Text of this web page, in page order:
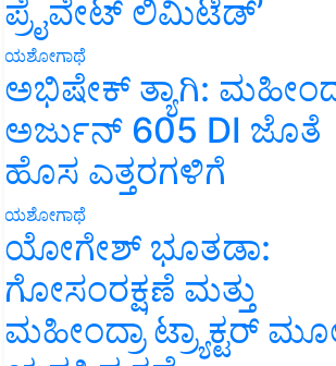
ಪ್ರೈವೇಟ್ ಲಿಮಿಟೆಡ್’
ಯಶೋಗಾಥೆ
ಅಭಿಷೇಕ್ ತ್ಯಾಗಿ:
ಅರ್ಜುನ್ 605 DI ಜೊತೆ
ಹೊಸ ಎತ್ತರಗಳಿಗೆ
ಯಶೋಗಾಥೆ
ಯೋಗೇಶ್ ಭೂತಡಾ:
ಗೋಸಂರಕ್ಷಣೆ ಮತ್ತು
ಮಹೀಂದ್ರಾ ಟ್ರ್ಯಾಕ್ಟರ್